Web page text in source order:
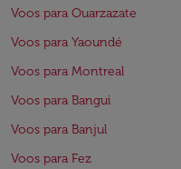
Voos para Ouarzazate
Voos para Yaoundé
Voos para Montreal
Voos para Bangui
Voos para Banjul
Voos para Fez